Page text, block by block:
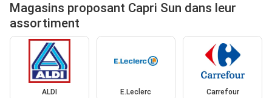
Magasins proposant Capri Sun dans leur
assortiment
ALDI E.Leclerc Carrefour